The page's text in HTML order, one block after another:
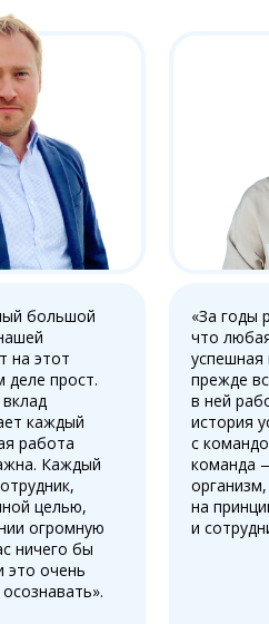
большой
на этот
деле прост.
каждый
работа
Каждый
целью,
огромную
ничего бы
это очень
«За годы
что
прежде
в ней
история
с
команда
на
и